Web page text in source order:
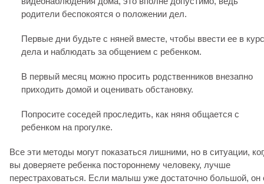
родители беспокоятся о положении дел.
Первые дни будьте с няней вместе, чтобы ввести ее в курс
дела и наблюдать за общением с ребенком.
В первый месяц можно просить родственников внезапно
приходить домой и оценивать обстановку.
Попросите соседей проследить, как няня общается с
ребенком на прогулке.
Все эти методы могут показаться лишними, но в ситуации,
вы доверяете ребенка постороннему человеку, лучше
перестраховаться. Если малыш уже достаточно большой, он